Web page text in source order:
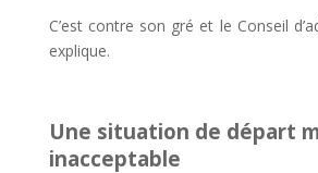
C’est contre son gré et le Conseil
explique.
Une situation de départ
inacceptable